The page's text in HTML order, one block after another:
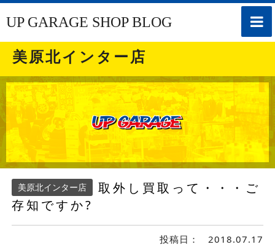
toggle
UP GARAGE SHOP BLOG
美原北インター店
美原北インター店
取外し買取って・・・ご
存知ですか?
投稿日： 2018.07.17